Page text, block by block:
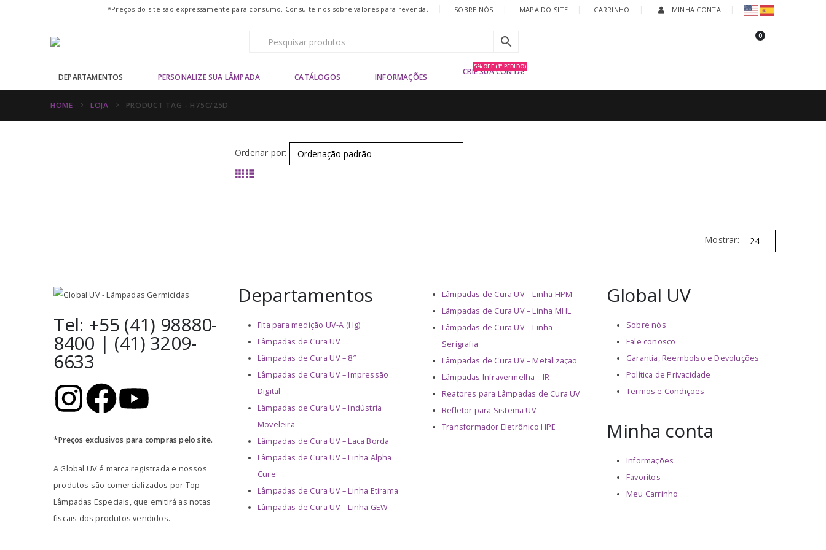
*Preços do site são expressamente para consumo. Consulte-nos sobre valores para revenda. SOBRE NÓS MAPA DO SITE CARRINHO MINHA CONTA
0
DEPARTAMENTOS PERSONALIZE SUA LÂMPADA CATÁLOGOS INFORMAÇÕES
CRIE SUA CONTA!
5% OFF (1º PEDIDO)
HOME LOJA PRODUCT TAG - H75C/25D
Ordenar por:
Mostrar:
Tel: +55 (41) 98880-
8400 | (41) 3209-
6633
*Preços exclusivos para compras pelo site.
A Global UV é marca registrada e nossos
produtos são comercializados por Top
Lâmpadas Especiais, que emitirá as notas
fiscais dos produtos vendidos.
Departamentos
Fita para medição UV-A (Hg)
Lâmpadas de Cura UV
Lâmpadas de Cura UV – 8″
Lâmpadas de Cura UV – Impressão
Digital
Lâmpadas de Cura UV – Indústria
Moveleira
Lâmpadas de Cura UV – Laca Borda
Lâmpadas de Cura UV – Linha Alpha
Cure
Lâmpadas de Cura UV – Linha Etirama
Lâmpadas de Cura UV – Linha GEW
Lâmpadas de Cura UV – Linha HPM
Lâmpadas de Cura UV – Linha MHL
Lâmpadas de Cura UV – Linha
Serigrafia
Lâmpadas de Cura UV – Metalização
Lâmpadas Infravermelha – IR
Reatores para Lâmpadas de Cura UV
Refletor para Sistema UV
Transformador Eletrônico HPE
Global UV
Sobre nós
Fale conosco
Garantia, Reembolso e Devoluções
Política de Privacidade
Termos e Condições
Minha conta
Informações
Favoritos
Meu Carrinho